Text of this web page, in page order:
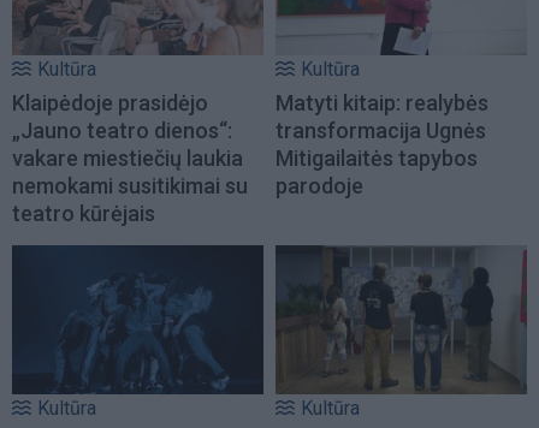
Kultūra
Klaipėdoje prasidėjo
„Jauno teatro dienos“:
vakare miestiečių laukia
nemokami susitikimai su
teatro kūrėjais
Kultūra
Matyti kitaip: realybės
transformacija Ugnės
Mitigailaitės tapybos
parodoje
Kultūra Kultūra